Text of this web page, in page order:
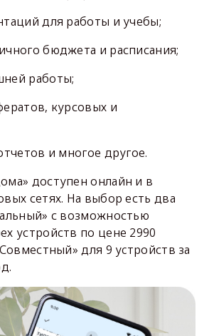
для работы и учебы;
бюджета и расписания;
работы;
курсовых и
и многое другое.
доступен онлайн и в
сетях. На выбор есть два
с возможностью
устройств по цене 2990
для 9 уcтройств за